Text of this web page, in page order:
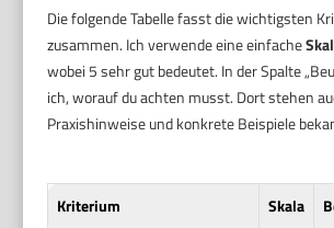
Die folgende Tabelle fasst die wichtigsten
zusammen. Ich verwende eine einfache
wobei 5 sehr gut bedeutet. In der Spalte
ich, worauf du achten musst. Dort stehen
Praxishinweise und konkrete Beispiele
Kriterium Skala